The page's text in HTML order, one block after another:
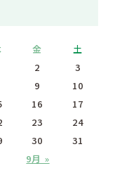
金 土
9月 »
2
3
9
10
16
17
23
24
30 31